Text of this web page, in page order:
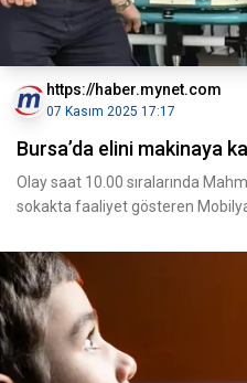
https://haber.mynet.com
07 Kasım 2025 17:17
Bursa’da elini makinaya
Olay saat 10.00 sıralarında
sokakta faaliyet gösteren